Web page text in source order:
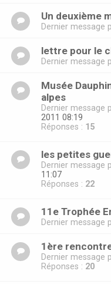
Un deuxième
Dernier message
lettre pour le
Dernier message
Musée
alpes
Dernier message
2011 08:19
Réponses : 15
les petites
Dernier message
11:07
Réponses : 22
11e Trophée
Dernier message
1ère
Dernier message
Réponses : 20